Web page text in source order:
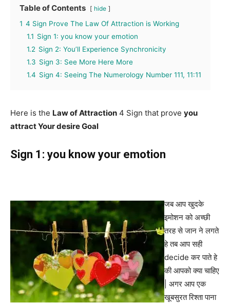
Table of Contents hide
1 4 Sign Prove The Law Of Attraction is Working
1.1 Sign 1: you know your emotion
1.2 Sign 2: You’ll Experience Synchronicity
1.3 Sign 3: See More Here More
1.4 Sign 4: Seeing The Numerology Number 111, 11:11
Here is the Law of Attraction 4 Sign that prove you
attract Your desire Goal
Sign 1: you know your emotion
जब आप खुदके
इमोशन को अच्छी
तरह से जान ने लगते
हे तब आप सही
decide कर पाते हे
की आपको क्या चाहिए
| अगर आप एक
खूबसुरत रिश्ता पाना